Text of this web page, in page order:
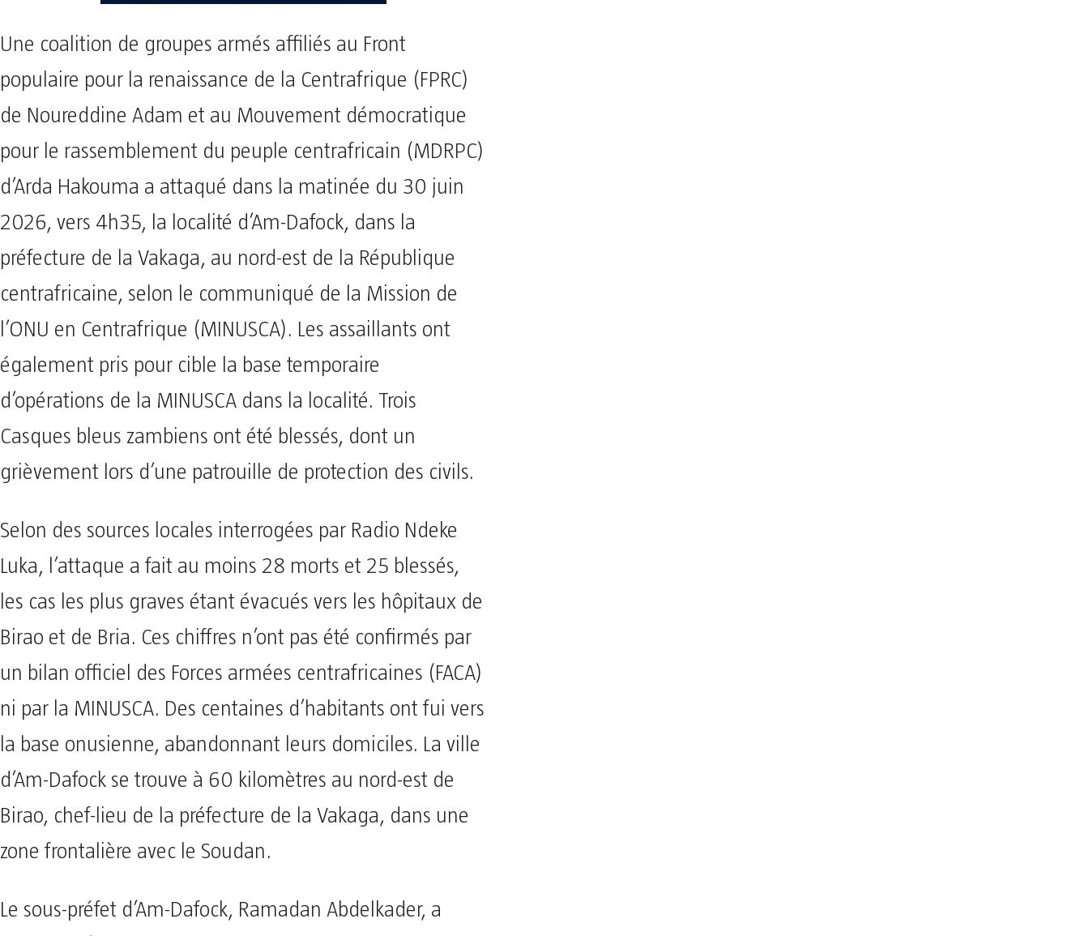
Une coalition de groupes armés affiliés au Front
populaire pour la renaissance de la Centrafrique (FPRC)
de Noureddine Adam et au Mouvement démocratique
pour le rassemblement du peuple centrafricain (MDRPC)
d’Arda Hakouma a attaqué dans la matinée du 30 juin
2026, vers 4h35, la localité d’Am-Dafock, dans la
préfecture de la Vakaga, au nord-est de la République
centrafricaine, selon le communiqué de la Mission de
l’ONU en Centrafrique (MINUSCA). Les assaillants ont
également pris pour cible la base temporaire
d’opérations de la MINUSCA dans la localité. Trois
Casques bleus zambiens ont été blessés, dont un
grièvement lors d’une patrouille de protection des civils.
Selon des sources locales interrogées par Radio Ndeke
Luka, l’attaque a fait au moins 28 morts et 25 blessés,
les cas les plus graves étant évacués vers les hôpitaux de
Birao et de Bria. Ces chiffres n’ont pas été confirmés par
un bilan officiel des Forces armées centrafricaines (FACA)
ni par la MINUSCA. Des centaines d’habitants ont fui vers
la base onusienne, abandonnant leurs domiciles. La ville
d’Am-Dafock se trouve à 60 kilomètres au nord-est de
Birao, chef-lieu de la préfecture de la Vakaga, dans une
zone frontalière avec le Soudan.
Le sous-préfet d’Am-Dafock, Ramadan Abdelkader, a